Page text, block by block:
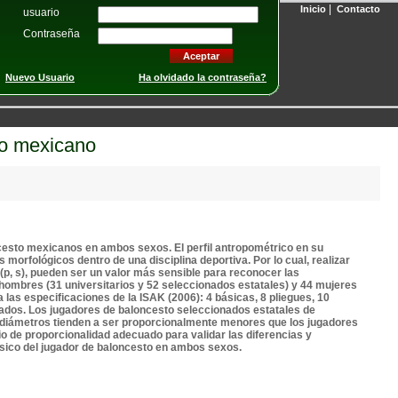
Inicio Contacto
usuario
Contraseña
Nuevo Usuario Ha olvidado la contraseña?
mexicano
mexicanos en ambos sexos. El perfil antropométrico en su
dentro de una disciplina deportiva. Por lo cual, realizar
s), pueden ser un valor más sensible para reconocer las
(31 universitarios y 52 seleccionados estatales) y 44 mujeres
especificaciones de la ISAK (2006): 4 básicas, 8 pliegues, 10
Los jugadores de baloncesto seleccionados estatales de
tienden a ser proporcionalmente menores que los jugadores
de proporcionalidad adecuado para validar las diferencias y
del jugador de baloncesto en ambos sexos.